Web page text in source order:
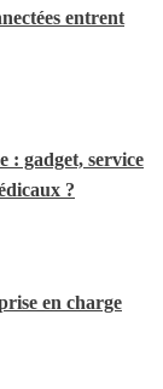
entrent
: gadget, service
?
en charge